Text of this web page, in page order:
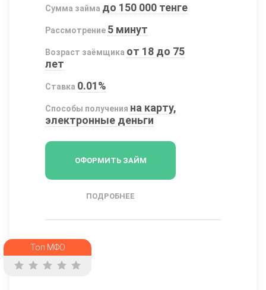
Сумма займа до 150 000 тенге
Рассмотрение 5 минут
Возраст заёмщика от 18 до 75
лет
Ставка 0.01%
Способы получения на карту,
электронные деньги
ОФОРМИТЬ ЗАЙМ
ПОДРОБНЕЕ
Топ МФО